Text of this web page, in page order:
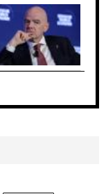
7 نصائح
الأسود